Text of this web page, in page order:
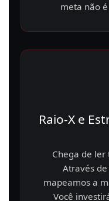
meta não
Raio-X e
Chega de ler
Através
mapeamos a
Você